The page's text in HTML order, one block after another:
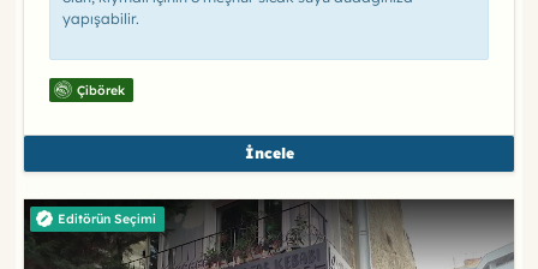
yapışabilir.
Çibörek
İncele
Editörün Seçimi